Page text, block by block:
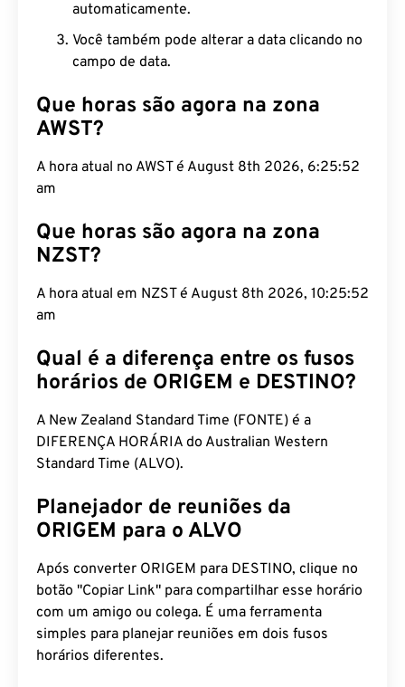
automaticamente.
Você também pode alterar a data clicando no
campo de data.
Que horas são agora na zona
AWST?
A hora atual no AWST é August 8th 2026, 6:25:53
am
Que horas são agora na zona
NZST?
A hora atual em NZST é August 8th 2026, 10:25:53
am
Qual é a diferença entre os fusos
horários de ORIGEM e DESTINO?
A New Zealand Standard Time (FONTE) é a
DIFERENÇA HORÁRIA do Australian Western
Standard Time (ALVO).
Planejador de reuniões da
ORIGEM para o ALVO
Após converter ORIGEM para DESTINO, clique no
botão "Copiar Link" para compartilhar esse horário
com um amigo ou colega. É uma ferramenta
simples para planejar reuniões em dois fusos
horários diferentes.